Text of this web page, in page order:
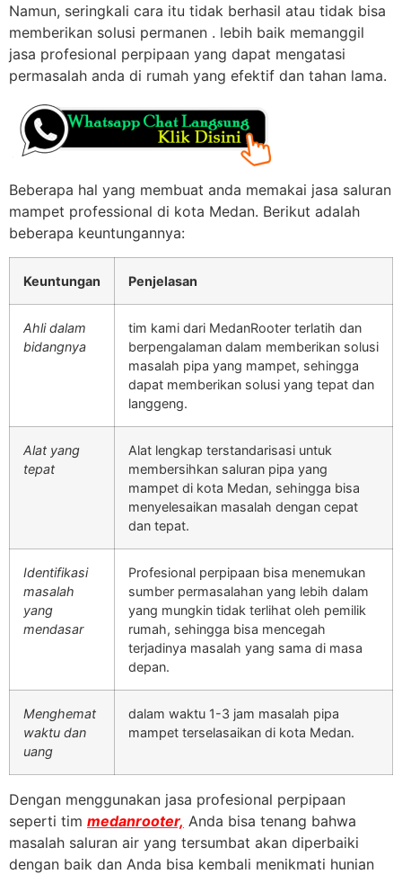
Namun, seringkali cara itu tidak berhasil atau tidak bisa
memberikan solusi permanen . lebih baik memanggil
jasa profesional perpipaan yang dapat mengatasi
permasalah anda di rumah yang efektif dan tahan lama.
Beberapa hal yang membuat anda memakai jasa saluran
mampet professional di kota Medan. Berikut adalah
beberapa keuntungannya:
Keuntungan Penjelasan
Ahli dalam
bidangnya
tim kami dari MedanRooter terlatih dan
berpengalaman dalam memberikan solusi
masalah pipa yang mampet, sehingga
dapat memberikan solusi yang tepat dan
langgeng.
Alat yang
tepat
Alat lengkap terstandarisasi untuk
membersihkan saluran pipa yang
mampet di kota Medan, sehingga bisa
menyelesaikan masalah dengan cepat
dan tepat.
Identifikasi
masalah
yang
mendasar
Profesional perpipaan bisa menemukan
sumber permasalahan yang lebih dalam
yang mungkin tidak terlihat oleh pemilik
rumah, sehingga bisa mencegah
terjadinya masalah yang sama di masa
depan.
Menghemat
waktu dan
uang
dalam waktu 1-3 jam masalah pipa
mampet terselasaikan di kota Medan.
Dengan menggunakan jasa profesional perpipaan
seperti tim medanrooter, Anda bisa tenang bahwa
masalah saluran air yang tersumbat akan diperbaiki
dengan baik dan Anda bisa kembali menikmati hunian